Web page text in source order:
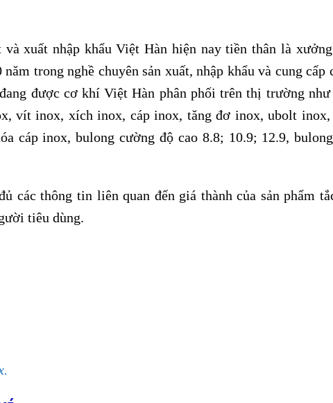
xuất nhập khẩu Việt Hàn hiện nay tiền thân là
trong nghề chuyên sản xuất, nhập khẩu và cung cấp
được cơ khí Việt Hàn phân phối trên thị trường như
vít inox, xích inox, cáp inox, tăng đơ inox, ubolt inox,
cáp inox, bulong cường độ cao 8.8; 10.9; 12.9,
các thông tin liên quan đến giá thành của sản phẩm
tiêu dùng.